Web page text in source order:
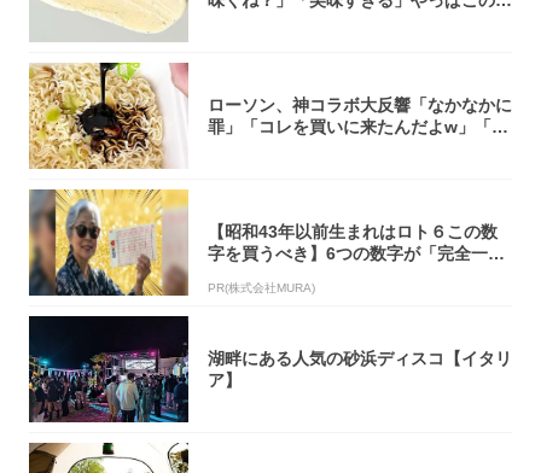
ローソン、神コラボ大反響「なかなかに
罪」「コレを買いに来たんだよw」「３
【昭和43年以前生まれはロト６この数
字を買うべき】6つの数字が「完全一
PR(株式会社MURA)
湖畔にある人気の砂浜ディスコ【イタリ
ア】